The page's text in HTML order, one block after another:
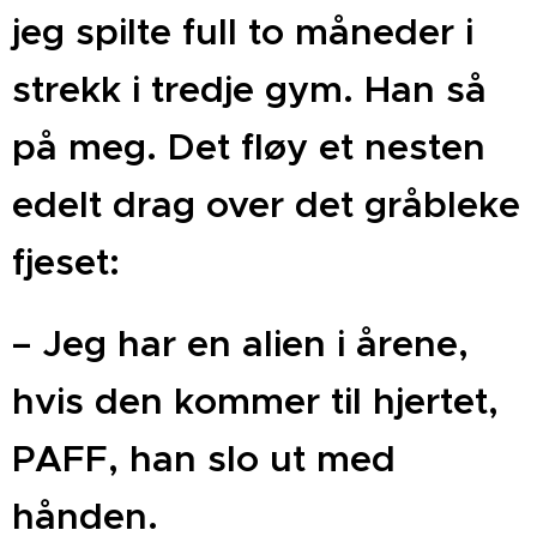
jeg spilte full to måneder i
strekk i tredje gym. Han så
på meg. Det fløy et nesten
edelt drag over det gråbleke
fjeset:
– Jeg har en alien i årene,
hvis den kommer til hjertet,
PAFF, han slo ut med
hånden.